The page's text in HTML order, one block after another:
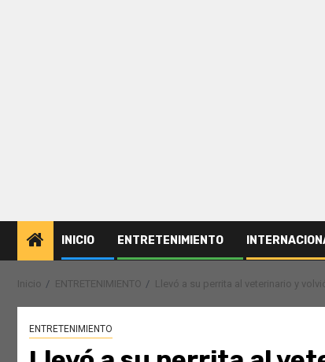
INICIO ENTRETENIMIENTO
Inicio ENTRETENIMIENTO Llevó a su perrita al veterinario y
ENTRETENIMIENTO